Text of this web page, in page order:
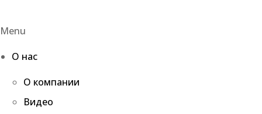
Menu
О нас
О компании
Видео